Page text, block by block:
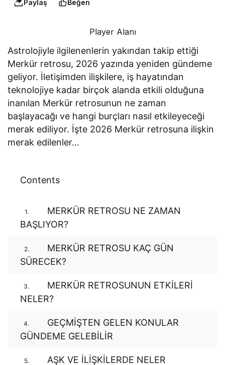
Paylaş Beğen
Player Alanı
Astrolojiyle ilgilenenlerin yakından takip ettiği
Merkür retrosu, 2026 yazında yeniden gündeme
geliyor. İletişimden ilişkilere, iş hayatından
teknolojiye kadar birçok alanda etkili olduğuna
inanılan Merkür retrosunun ne zaman
başlayacağı ve hangi burçları nasıl etkileyeceği
merak ediliyor. İşte 2026 Merkür retrosuna ilişkin
merak edilenler…
Contents
1.
MERKÜR RETROSU NE ZAMAN
BAŞLIYOR?
2.
MERKÜR RETROSU KAÇ GÜN
SÜRECEK?
3.
MERKÜR RETROSUNUN ETKİLERİ
NELER?
4.
GEÇMİŞTEN GELEN KONULAR
GÜNDEME GELEBİLİR
5.
AŞK VE İLİŞKİLERDE NELER